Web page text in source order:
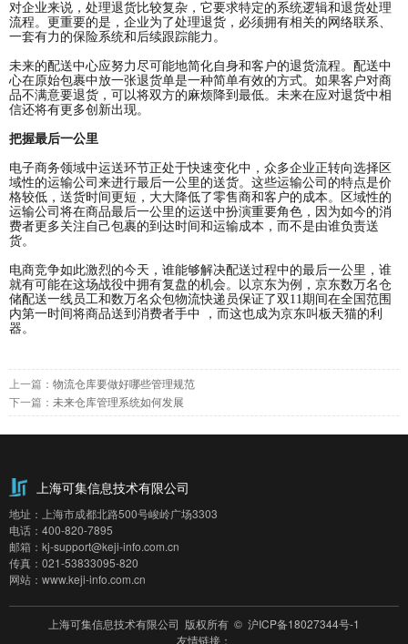
对企业来说，处理退货比较复杂，它要求特定的系统逻辑和退货处理
流程。更重要的是，企业为了处理退货，必须拥有相关的网络联系、
一套有力的保险系统和后续跟踪能力。
未来的配送中心应努力尽可能地简化自身和客户的退货流程。配送中
心在原始包裹中放一张退货单是一种简单有效的方式。如果客户对商
品不满意要退货，可以将双方的麻烦降到最低。未来在应对退货中相
信还将有更多创新出现。
把握最后一公里
电子商务领域中运送环节正处于快速变化中，众多企业正转向选择区
域性的运输公司来进行最后一公里的送货。这些运输公司的特点是价
格较低，送货时间更短，大大降低了零售商和客户的成本。区域性的
运输公司将在商品最后一公里的运送中扮演重要角色，因为如今的消
费者更多关注自己包裹的到达时间和运输成本，而不是由谁负责送
货。
电商竞争如此激烈的今天，谁能够解决配送过程中的最后一公里，谁
就有可能在这场战役中拥有复盘的机会。以京东为例，京东数万名仓
储配送一线员工和数万名众包物流快递员保证了双11期间在全国范围
内第一时间将商品送到消费者手中 ，而这也成为京东叫板天猫的利
器。
上一篇： 物流仓库要做好哪些管理规范
下一篇： 未来仓库管理系统如何发展
上海可集信息技术有限公司
地址：上海市成都北路500号峻岭广场3303
电话：400-820-7895
邮箱：kj-support@keji-info.com.cn
传真：021-53833095-820
网站：www.keji-info.com.cn
上海可集信息技术有限公司 版权所有 © 沪ICP备18027344号-1
友情链接：